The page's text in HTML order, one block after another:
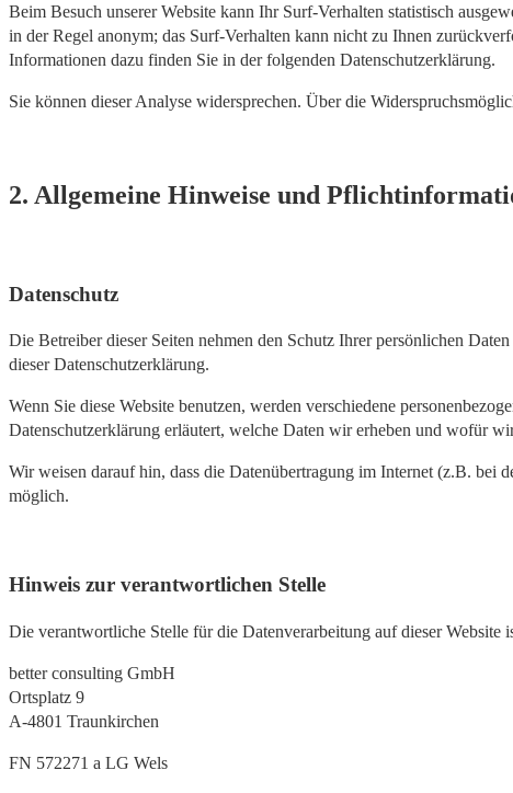
Beim Besuch unserer Website kann Ihr Surf-Verhalten statistisch
in der Regel anonym; das Surf-Verhalten kann nicht zu Ihnen
Informationen dazu finden Sie in der folgenden Datenschutzerklärung.
Sie können dieser Analyse widersprechen. Über die
2. Allgemeine Hinweise und
Datenschutz
Die Betreiber dieser Seiten nehmen den Schutz Ihrer persönlichen
dieser Datenschutzerklärung.
Wenn Sie diese Website benutzen, werden verschiedene
Datenschutzerklärung erläutert, welche Daten wir erheben und wofür
Wir weisen darauf hin, dass die Datenübertragung im Internet (z.B.
möglich.
Hinweis zur verantwortlichen Stelle
Die verantwortliche Stelle für die Datenverarbeitung auf dieser Website
better consulting GmbH
Ortsplatz 9
A-4801 Traunkirchen
FN 572271 a LG Wels